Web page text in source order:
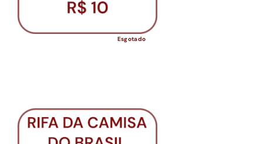
Esgotado